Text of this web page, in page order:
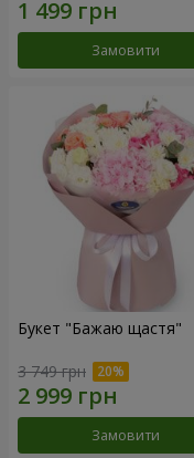
Замовити
Букет "Бажаю щастя"
3 749 грн
Замовити